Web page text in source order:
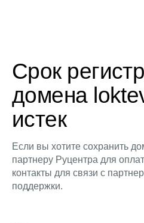
Срок
домена
истек
Если вы хотите сохранить
партнеру Руцентра для
контакты для связи с
поддержки.